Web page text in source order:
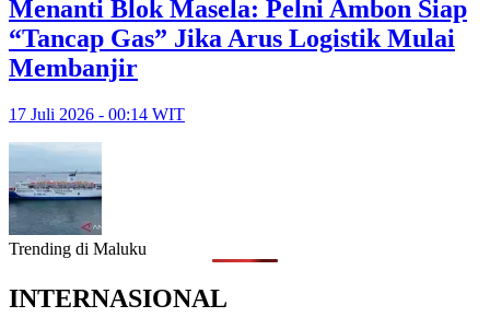
Menanti Blok Masela: Pelni Ambon Siap
“Tancap Gas” Jika Arus Logistik Mulai
Membanjir
17 Juli 2026 - 00:14 WIT
Trending di Maluku
INTERNASIONAL